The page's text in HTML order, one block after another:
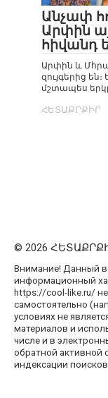
Անչափ
Արփին
հիվանդ
Արփին և
զույգերից
մշտապես
ՀԵՏԱՔՐՔԻՐ
© 2026
Внимание! Данный
информационный
https://cool-like.ru/
самостоятельно
условиях не
материалов и
числе и в
обратной активной
индексации